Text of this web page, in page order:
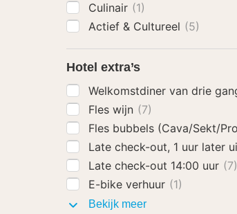
Culinair (1)
Actief & Cultureel (5)
Hotel extra’s
Welkomstdiner van drie
Fles wijn (7)
Fles bubbels (Cava/Sekt/
Late check-out, 1 uur later
Late check-out 14:00 uur (7)
E-bike verhuur (1)
Bekijk meerHotel